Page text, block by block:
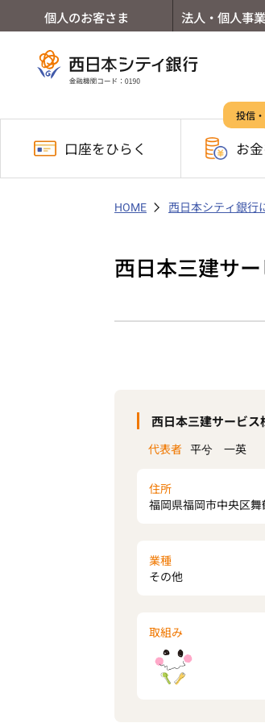
個人のお客さま 法人・個人事
口座を ひらく
投信
お
HOME 西日本シティ銀行
西日本三建サ
西日本三建サービス
代表者 平兮 一英
住所
福岡県福岡市中央区舞
業種
その他
取組み